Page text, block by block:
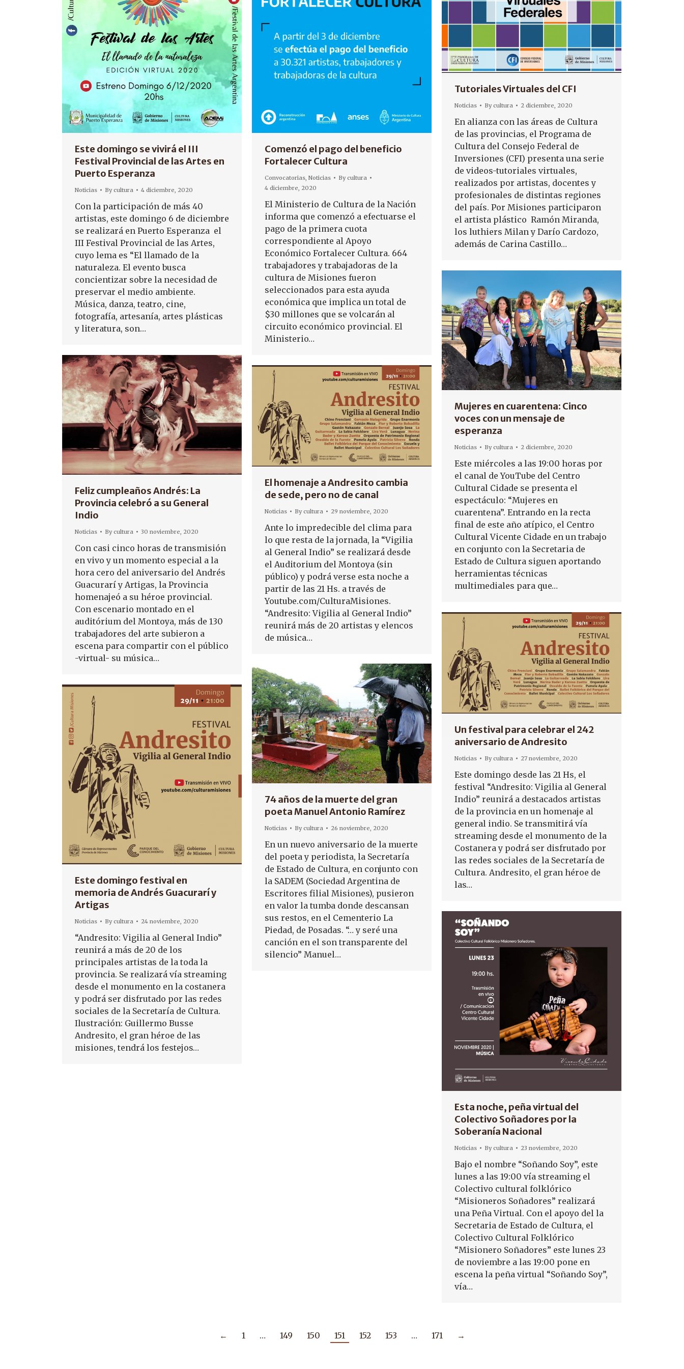
Este domingo se vivirá el III
Festival Provincial de las Artes en
Puerto Esperanza
Noticias Bycultura 4 diciembre, 2020
Con la participación de más 40
artistas, este domingo 6 de diciembre
se realizará en Puerto Esperanza el
III Festival Provincial de las Artes,
cuyo lema es “El llamado de la
naturaleza. El evento busca
concientizar sobre la necesidad de
preservar el medio ambiente.
Música, danza, teatro, cine,
fotografía, artesanía, artes plásticas
y literatura, son…
Comenzó el pago del beneficio
Fortalecer Cultura
Convocatorias, Noticias Bycultura
4 diciembre, 2020
El Ministerio de Cultura de la Nación
informa que comenzó a efectuarse el
pago de la primera cuota
correspondiente al Apoyo
Económico Fortalecer Cultura. 664
trabajadores y trabajadoras de la
cultura de Misiones fueron
seleccionados para esta ayuda
económica que implica un total de
$30 millones que se volcarán al
circuito económico provincial. El
Ministerio…
Tutoriales Virtuales del CFI
Noticias Bycultura 2 diciembre, 2020
En alianza con las áreas de Cultura
de las provincias, el Programa de
Cultura del Consejo Federal de
Inversiones (CFI) presenta una serie
de videos-tutoriales virtuales,
realizados por artistas, docentes y
profesionales de distintas regiones
del país. Por Misiones participaron
el artista plástico Ramón Miranda,
los luthiers Milan y Darío Cardozo,
además de Carina Castillo…
Mujeres en cuarentena: Cinco
voces con un mensaje de
esperanza
Noticias Bycultura 2 diciembre, 2020
Este miércoles a las 19:00 horas por
el canal de YouTube del Centro
Cultural Cidade se presenta el
espectáculo: “Mujeres en
cuarentena”. Entrando en la recta
final de este año atípico, el Centro
Cultural Vicente Cidade en un trabajo
en conjunto con la Secretaria de
Estado de Cultura siguen aportando
herramientas técnicas
multimediales para que…
Feliz cumpleaños Andrés: La
Provincia celebró a su General
Indio
Noticias Bycultura 30 noviembre, 2020
Con casi cinco horas de transmisión
en vivo y un momento especial a la
hora cero del aniversario del Andrés
Guacurarí y Artigas, la Provincia
homenajeó a su héroe provincial.
Con escenario montado en el
auditórium del Montoya, más de 130
trabajadores del arte subieron a
escena para compartir con el público
-virtual- su música…
El homenaje a Andresito cambia
de sede, pero no de canal
Noticias Bycultura 29 noviembre, 2020
Ante lo impredecible del clima para
lo que resta de la jornada, la “Vigilia
al General Indio” se realizará desde
el Auditorium del Montoya (sin
público) y podrá verse esta noche a
partir de las 21 Hs. a través de
Youtube.com/CulturaMisiones.
“Andresito: Vigilia al General Indio”
reunirá más de 20 artistas y elencos
de música…
Un festival para celebrar el 242
aniversario de Andresito
Noticias Bycultura 27 noviembre, 2020
Este domingo desde las 21 Hs, el
festival “Andresito: Vigilia al General
Indio” reunirá a destacados artistas
de la provincia en un homenaje al
general indio. Se transmitirá vía
streaming desde el monumento de la
Costanera y podrá ser disfrutado por
las redes sociales de la Secretaría de
Cultura. Andresito, el gran héroe de
las…
74 años de la muerte del gran
poeta Manuel Antonio Ramírez
Noticias Bycultura 26 noviembre, 2020
En un nuevo aniversario de la muerte
del poeta y periodista, la Secretaría
de Estado de Cultura, en conjunto con
la SADEM (Sociedad Argentina de
Escritores filial Misiones), pusieron
en valor la tumba donde descansan
sus restos, en el Cementerio La
Piedad, de Posadas. “… y seré una
canción en el son transparente del
silencio” Manuel…
Este domingo festival en
memoria de Andrés Guacurarí y
Artigas
Noticias Bycultura 24 noviembre, 2020
“Andresito: Vigilia al General Indio”
reunirá a más de 20 de los
principales artistas de la toda la
provincia. Se realizará vía streaming
desde el monumento en la costanera
y podrá ser disfrutado por las redes
sociales de la Secretaría de Cultura.
Ilustración: Guillermo Busse
Andresito, el gran héroe de las
misiones, tendrá los festejos…
Esta noche, peña virtual del
Colectivo Soñadores por la
Soberanía Nacional
Noticias Bycultura 23 noviembre, 2020
Bajo el nombre “Soñando Soy”, este
lunes a las 19:00 vía streaming el
Colectivo cultural folklórico
“Misioneros Soñadores” realizará
una Peña Virtual. Con el apoyo del la
Secretaria de Estado de Cultura, el
Colectivo Cultural Folklórico
“Misionero Soñadores” este lunes 23
de noviembre a las 19:00 pone en
escena la peña virtual “Soñando Soy”,
vía…
← 1 … 149 150 151 152 153 … 171 →